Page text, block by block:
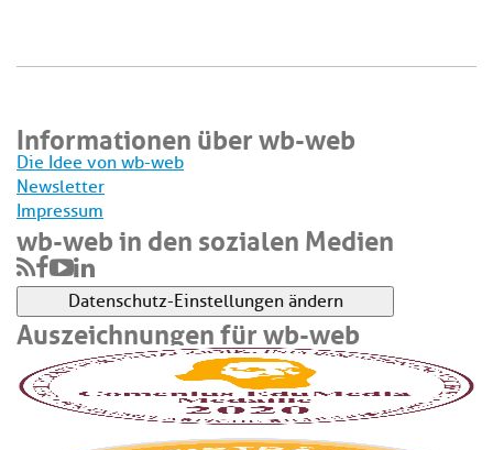
Informationen über wb-web
Die Idee von wb-web
Newsletter
Impressum
wb-web in den sozialen Medien
Datenschutz-Einstellungen ändern
Auszeichnungen für wb-web